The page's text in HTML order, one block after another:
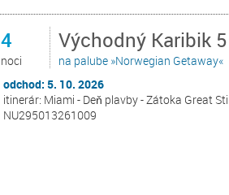
4
noci
Východný Karibik
na palube »Norwegian Getaway«
odchod: 5. 10. 2026
itinerár: Miami - Deň plavby - Zátoka Great
NU295013261009